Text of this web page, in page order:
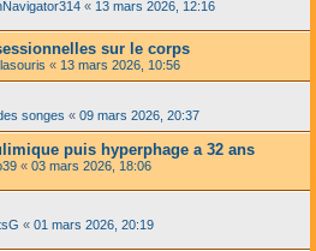
« 13 mars 2026, 12:16
sur le corps
« 13 mars 2026, 10:56
songes « 09 mars 2026, 20:37
puis hyperphage a 32 ans
« 03 mars 2026, 18:06
« 01 mars 2026, 20:19